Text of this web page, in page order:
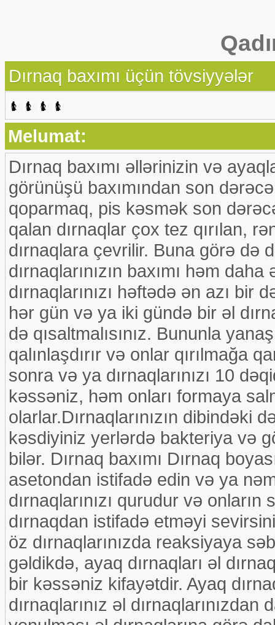
Dırnaq baxımı üçün tövsiyyələr
Melumat:
Dırnaq baxımı əllərinizin və
görünüşü baxımından son
qoparmaq, pis kəsmək son
qalan dırnaqlar çox tez qırılan,
dırnaqlara çevrilir. Buna görə də
dırnaqlarınızın baxımı həm
dırnaqlarınızı həftədə ən azı
hər gün və ya iki gündə bir əl
də qısaltmalısınız. Bununla
qalınlaşdırır və onlar qırılmağa
sonra və ya dırnaqlarınızı 10
kəssəniz, həm onları formaya
olarlar.Dırnaqlarınızın dibindəki
kəsdiyiniz yerlərdə bakteriya və
bilər. Dırnaq baxımı Dırnaq
asetondan istifadə edin və ya
dırnaqlarınızı qurudur və
dırnaqdan istifadə etməyi
öz dırnaqlarınızda reaksiyaya
gəldikdə, ayaq dırnaqları əl
bir kəssəniz kifayətdir. Ayaq
dırnaqlarınız əl